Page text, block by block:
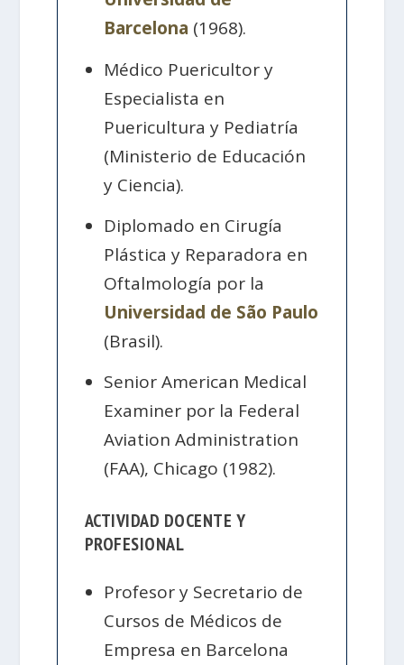
Barcelona (1968).
Médico Puericultor y
Especialista en
Puericultura y Pediatría
(Ministerio de Educación
y Ciencia).
Diplomado en Cirugía
Plástica y Reparadora en
Oftalmología por la
Universidad de São Paulo
(Brasil).
Senior American Medical
Examiner por la Federal
Aviation Administration
(FAA), Chicago (1982).
ACTIVIDAD DOCENTE Y
PROFESIONAL
Profesor y Secretario de
Cursos de Médicos de
Empresa en Barcelona